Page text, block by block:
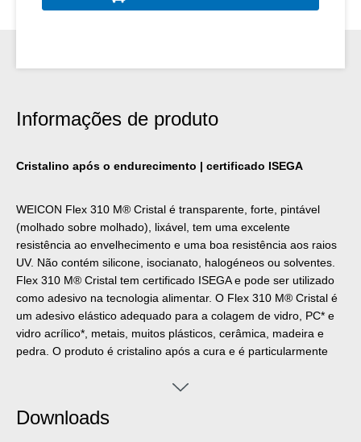
Informações de produto
Cristalino após o endurecimento | certificado ISEGA
WEICON Flex 310 M® Cristal é transparente, forte, pintável
(molhado sobre molhado), lixável, tem uma excelente
resistência ao envelhecimento e uma boa resistência aos raios
UV. Não contém silicone, isocianato, halogéneos ou solventes.
Flex 310 M® Cristal tem certificado ISEGA e pode ser utilizado
como adesivo na tecnologia alimentar. O ‌Flex 310 M® Cristal é
um adesivo elástico adequado para a colagem de vidro, PC* e
vidro acrílico*, metais, muitos plásticos, cerâmica, madeira e
pedra. O produto é cristalino após a cura e é particularmente
visível. Pode ser utilizado no processamento de plásticos, na
em sistemas de ventilação e de ar condicionado, na indústria
Downloads